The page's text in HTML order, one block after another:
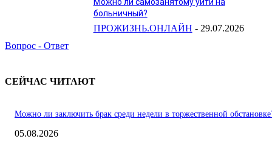
Вопрос - Ответ
больничный?
ПРОЖИЗНЬ.ОНЛАЙН - 29.07.2026
СЕЙЧАС ЧИТАЮТ
Можно ли заключить брак среди недели в торжественной
05.08.2026